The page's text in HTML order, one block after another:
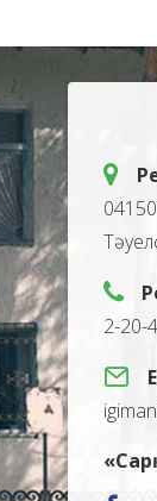
2-20-